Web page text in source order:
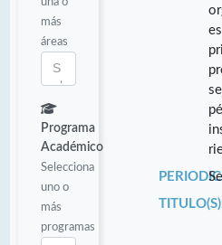
más
áreas
Programa
Académico
Selecciona
uno o
más
programas